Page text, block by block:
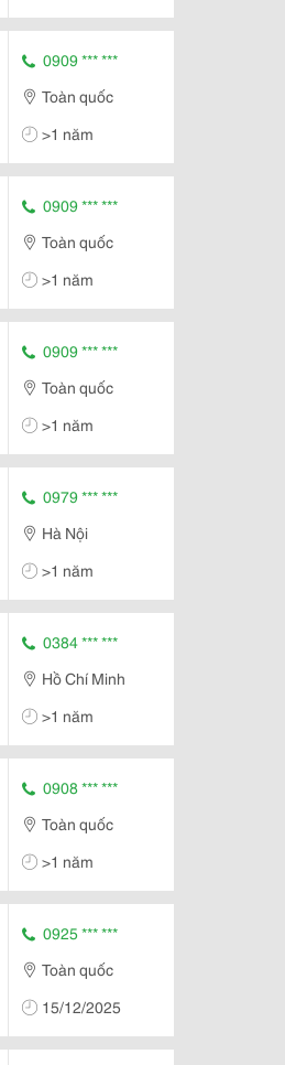
0909 *** ***
Toàn quốc
>1 năm
0909 *** ***
Toàn quốc
>1 năm
0909 *** ***
Toàn quốc
>1 năm
0979 *** ***
Hà Nội
>1 năm
0384 *** ***
Hồ Chí Minh
>1 năm
0908 *** ***
Toàn quốc
>1 năm
0925 *** ***
Toàn quốc
15/12/2025